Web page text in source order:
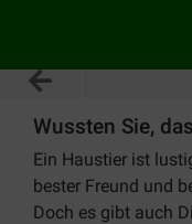
Wussten Sie,
Ein Haustier ist
bester Freund und
Doch es gibt auch